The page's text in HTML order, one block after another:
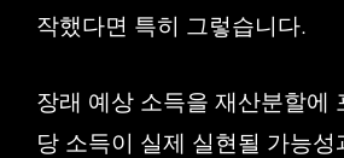
작했다면 특히 그렇습니다.
장래 예상 소득을 재산분할에
당 소득이 실제 실현될 가능